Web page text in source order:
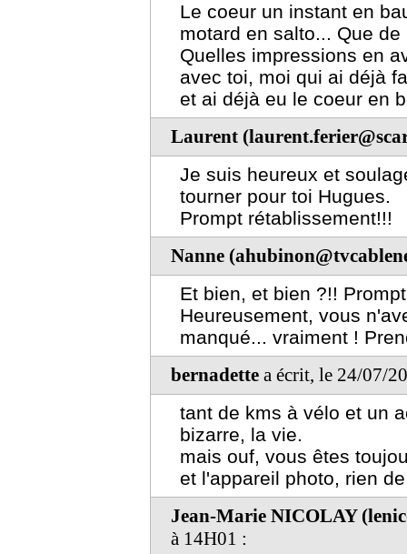
Le coeur un instant en
motard en salto... Que
Quelles impressions en
avec toi, moi qui ai déjà
et ai déjà eu le coeur en
Laurent
Je suis heureux et
tourner pour toi Hugues.
Prompt rétablissement!!!
Nanne
Et bien, et bien ?!!
Heureusement, vous
manqué... vraiment !
bernadette a écrit, le 24/07/
tant de kms à vélo et un
bizarre, la vie.
mais ouf, vous êtes
et l'appareil photo, rien
Jean-Marie NICOLAY
à 14H01 :